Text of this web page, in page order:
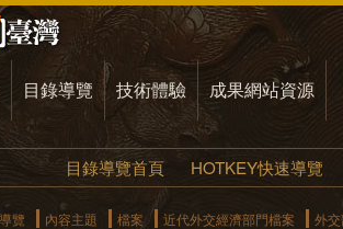
目錄導覽 技術體驗 成果網站資源
目錄導覽首頁 HOTKEY快速導覽
覽 內容主題 檔案 近代外交經濟部門檔案
外